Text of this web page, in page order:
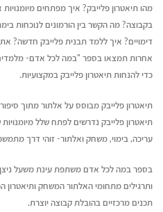
מהו תיאטרון פלייבק? איך מפתחים
בקבוצה? מה הקשר בין הורמונים לנוכחות
דימויים? איך ללמד תבנית פלייבק חדשה?
אחרות תמצאו בספר "במה לכל אדם-
כדי להנחות תיאטרון פלייבק במקצועיות.
תיאטרון פלייבק מבוסס על אלתור מתוך
תיאטרון פלייבק נדרשים לפתח שלל
עריכה, בימוי, משחק ואלתור- זוהי דרך
בספר במה לכל אדם משתפת עינת משעל
ותרגילים מתחומי האלתור המשחק ותיאטרון
תכנים מרכזיים בהובלת קבוצה יוצרת.